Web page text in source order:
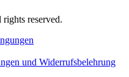
reserved.
und Widerrufsbelehrung